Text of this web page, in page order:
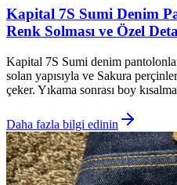
Kapital 7S Sumi Denim
Renk Solması ve Özel
Kapital 7S Sumi denim
solan yapısıyla ve Sakura
çeker. Yıkama sonrası boy
Daha fazla bilgi edinin